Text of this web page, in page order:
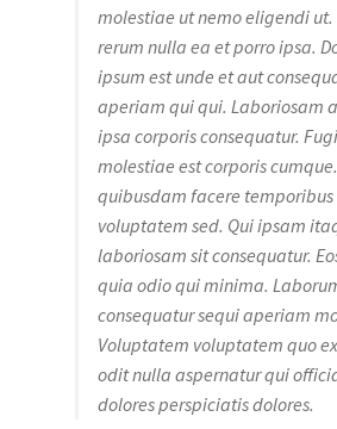
molestiae ut nemo eligendi ut.
rerum nulla ea et porro ipsa.
ipsum est unde et aut
aperiam qui qui. Laboriosam
ipsa corporis consequatur.
molestiae est corporis
quibusdam facere temporibus
voluptatem sed. Qui ipsam
laboriosam sit consequatur.
quia odio qui minima.
consequatur sequi aperiam
Voluptatem voluptatem quo
odit nulla aspernatur qui
dolores perspiciatis dolores.